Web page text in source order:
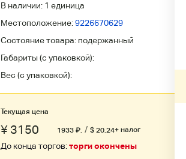
В наличии: 1 единица
Местоположение:9226670629
Состояние товара: подержанный
Габариты (с упаковкой):
Вес (с упаковкой):
Текущая цена
¥ 3150 1933 ₽. / $ 20.24+ налог
До конца торгов:торги окончены